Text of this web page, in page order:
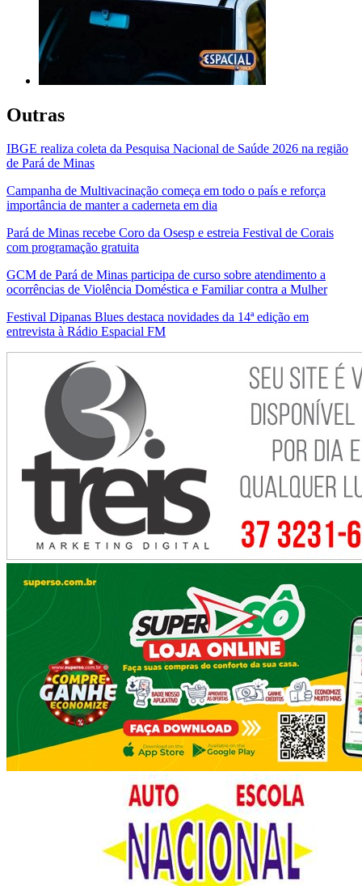
Outras
IBGE realiza coleta da Pesquisa Nacional de Saúde 2026 na região
de Pará de Minas
Campanha de Multivacinação começa em todo o país e reforça
importância de manter a caderneta em dia
Pará de Minas recebe Coro da Osesp e estreia Festival de Corais
com programação gratuita
GCM de Pará de Minas participa de curso sobre atendimento a
ocorrências de Violência Doméstica e Familiar contra a Mulher
Festival Dipanas Blues destaca novidades da 14ª edição em
entrevista à Rádio Espacial FM